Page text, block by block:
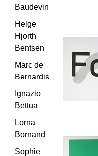
Baudevin
Helge
Hjorth
Bentsen
Marc de
Bernardis
Ignazio
Bettua
Lorna
Bornand
Sophie